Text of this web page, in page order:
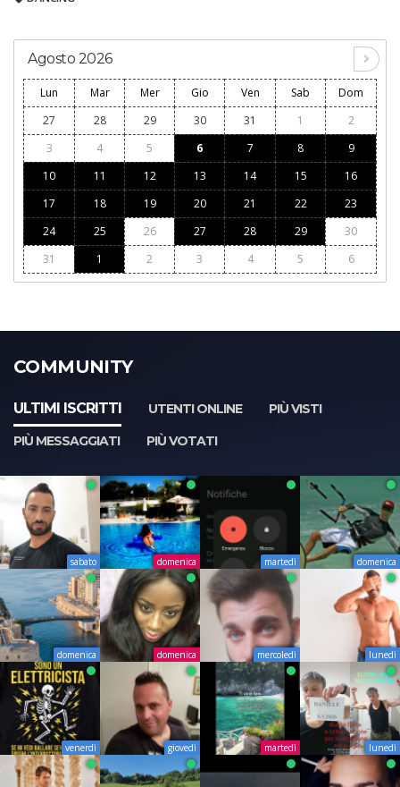
Agosto 2026
Lun Mar Mer Gio Ven Sab
Dom
27
28 29 30 31 1
2
3
4 5 6 7 8
9
10
11 12 13 14 15
16
17
18 19 20 21 22
23
24
25 26 27 28 29
30
31
1 2 3 4 5 6
COMMUNITY
ULTIMI ISCRITTI UTENTI ONLINE
PIÙ VISTI
PIÙ MESSAGGIATI
PIÙ VOTATI
sabato domenica martedì domenica
domenica domenica mercoledì lunedì
venerdì giovedì martedì lunedì